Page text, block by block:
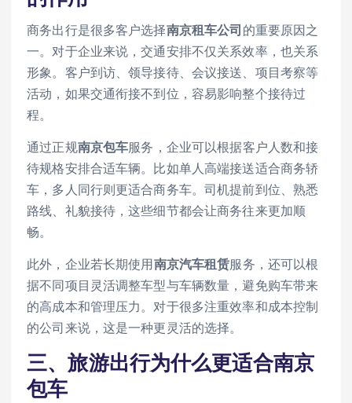
商务出行是很多客户选择南京租车公司 的重要原因之
一。对于企业来说，交通安排不仅关系效率，也关系
形象。客户到访、领导接待、会议接送、项目考察等
活动，如果交通衔接不到位，容易影响整个接待过
程。
通过正规南京包车服务，企业可以根据客户人数和接
待规格安排合适车辆。比如单人高端接送适合商务轿
车，多人同行则更适合商务车。司机提前到位、熟悉
路线、礼貌接待，这些细节都会让商务往来更加顺
畅。
此外，企业若长期使用南京汽车租赁服务，还可以根
据不同项目灵活调整车型与车辆数量，避免购车带来
的高成本和管理压力。对于很多注重效率和成本控制
的公司来说，这是一种更灵活的选择。
三、旅游出行为什么更适合南京
包车